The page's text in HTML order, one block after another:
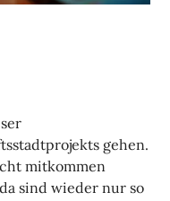
gehen.
mitkommen
sind wieder nur so